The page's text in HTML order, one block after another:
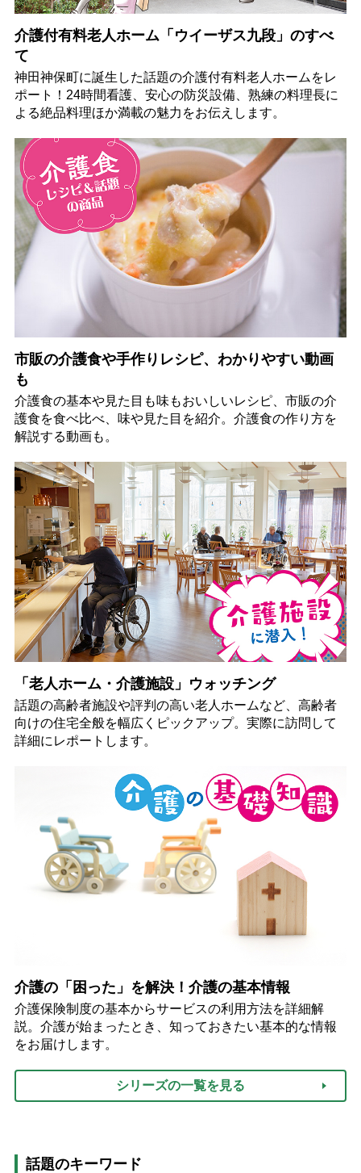
介護付有料老人ホーム「ウイーザス九段」のすべ
て
神田神保町に誕生した話題の介護付有料老人ホームをレ
ポート！24時間看護、安心の防災設備、熟練の料理長に
よる絶品料理ほか満載の魅力をお伝えします。
市販の介護食や手作りレシピ、わかりやすい動画
も
介護食の基本や見た目も味もおいしいレシピ、市販の介
護食を食べ比べ、味や見た目を紹介。介護食の作り方を
解説する動画も。
「老人ホーム・介護施設」ウォッチング
話題の高齢者施設や評判の高い老人ホームなど、高齢者
向けの住宅全般を幅広くピックアップ。実際に訪問して
詳細にレポートします。
介護の「困った」を解決！介護の基本情報
介護保険制度の基本からサービスの利用方法を詳細解
説。介護が始まったとき、知っておきたい基本的な情報
をお届けします。
シリーズの一覧を見る
話題のキーワード